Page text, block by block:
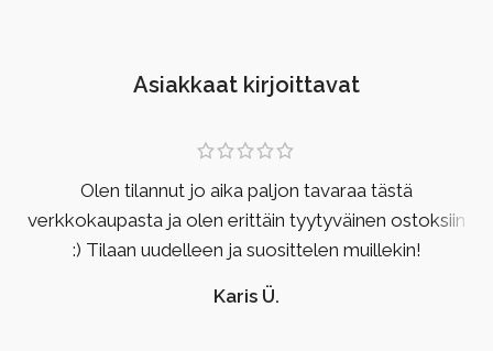
Asiakkaat kirjoittavat
Olen tilannut jo aika paljon tavaraa tästä
verkkokaupasta ja olen erittäin tyytyväinen ostoksiin
:) Tilaan uudelleen ja suosittelen muillekin!
Karis Ü.